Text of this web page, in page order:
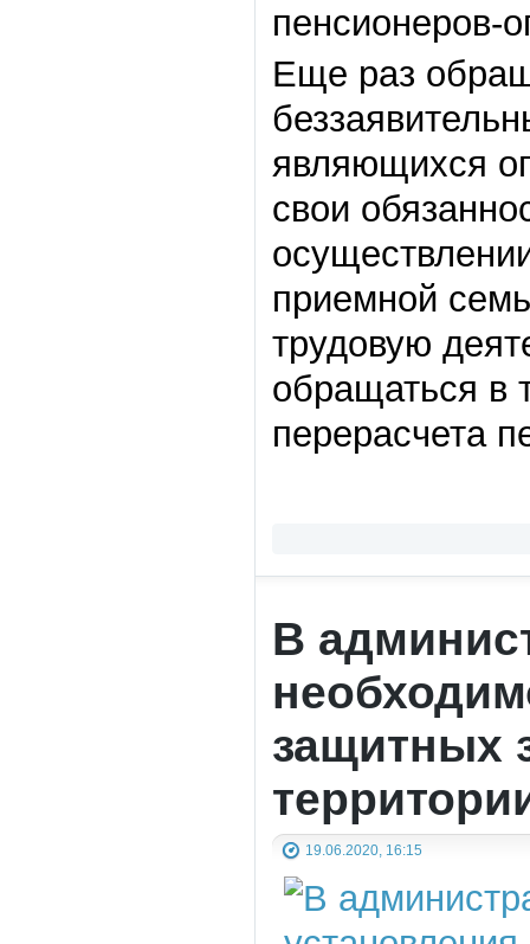
пенсионеров-
Еще раз
являющихся
свои
приемной
трудовую
обращаться в
перерасчета
В
защитных
19.06.2020, 16:15